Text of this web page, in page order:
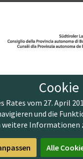
Cookie
Rates vom 27.
und die
weitere Informationen
Alle